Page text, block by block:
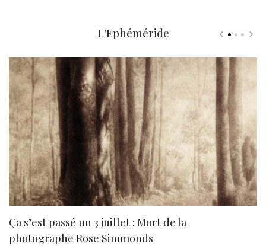
L'Ephéméride
Ça s’est passé un 3 juillet : Mort de la
photographe Rose Simmonds